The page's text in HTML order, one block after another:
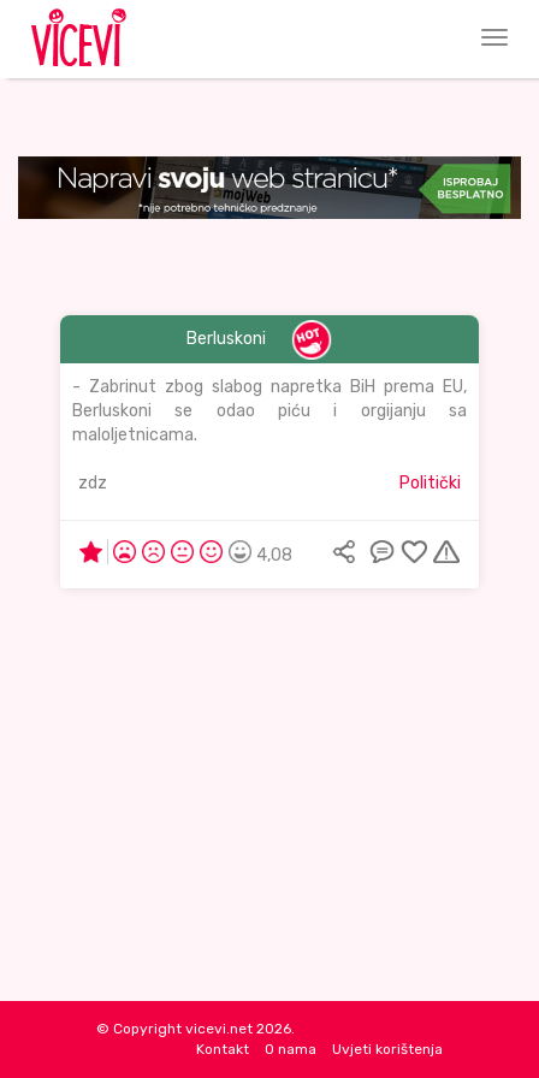
Berluskoni
- Zabrinut zbog slabog napretka BiH prema EU,
Berluskoni se odao piću i orgijanju sa
maloljetnicama.
zdz Politički
4,08
© Copyright vicevi.net 2026.
Kontakt
O nama Uvjeti korištenja